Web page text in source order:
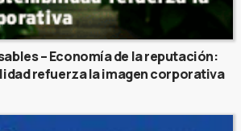
– Economía de la reputación:
refuerza la imagen corporativa